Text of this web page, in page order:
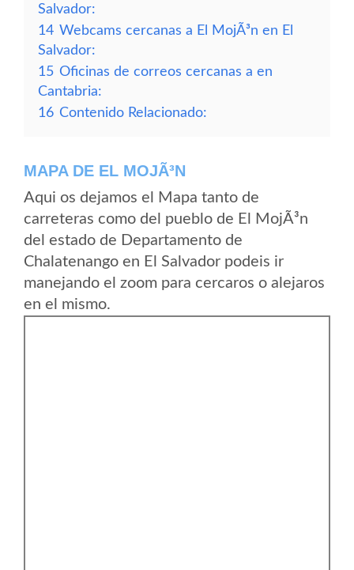
Salvador:
14 Webcams cercanas a El MojÃ³n en El
Salvador:
15 Oficinas de correos cercanas a en
Cantabria:
16 Contenido Relacionado:
MAPA DE EL MOJÃ³N
Aqui os dejamos el Mapa tanto de
carreteras como del pueblo de El MojÃ³n
del estado de Departamento de
Chalatenango en El Salvador podeis ir
manejando el zoom para cercaros o alejaros
en el mismo.